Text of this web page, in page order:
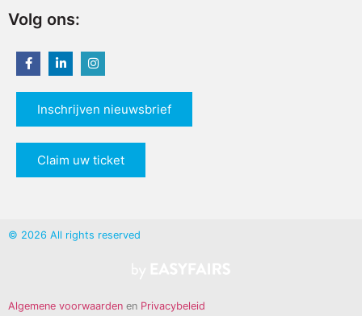
Volg ons:
Inschrijven nieuwsbrief
Claim uw ticket
© 2026 All rights reserved
Algemene voorwaarden en Privacybeleid